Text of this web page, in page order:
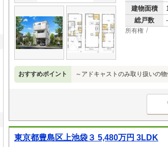
建物面積
総戸数 -
所有権
おすすめポイント ～アドキャストのみ取り扱いの
東京都豊島区上池袋３ 5,480万円 3LDK